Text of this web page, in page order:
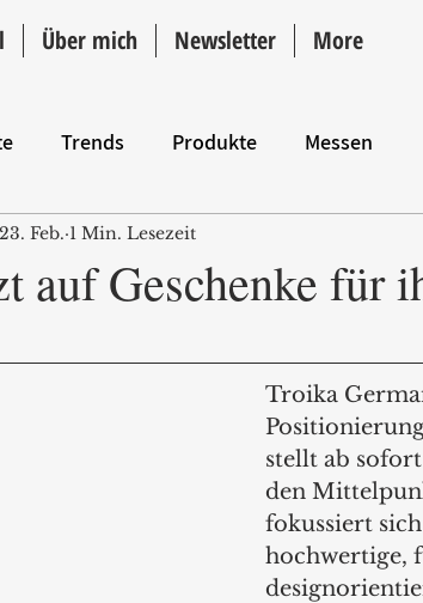
Über mich Newsletter More
Trends Produkte Messen
Intro
auf Geschenke für
23. Feb. 1 Min. Lesezeit
Troika
stellt ab
den
fokussiert
hochwertige,